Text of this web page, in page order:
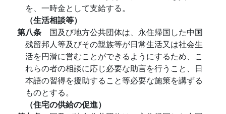
を、一時金として支給する。
（生活相談等）
第八条 国及び地方公共団体は、永住帰国した中国
残留邦人等及びその親族等が日常生活又は社会生
活を円滑に営むことができるようにするため、こ
れらの者の相談に応じ必要な助言を行うこと、日
本語の習得を援助すること等必要な施策を講ずる
ものとする。
（住宅の供給の促進）